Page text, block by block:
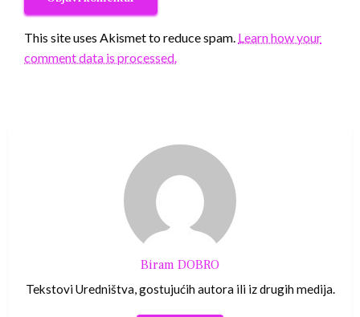
This site uses Akismet to reduce spam. Learn how your
comment data is processed.
Biram DOBRO
Tekstovi Uredništva, gostujućih autora ili iz drugih medija.